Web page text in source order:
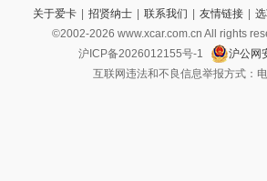
学院东侧300米大通机械设备有限公司西侧三卡
关于爱卡 | 招贤纳士 | 联系我们 | 友情链接 |
©2002-2026 www.xcar.com.cn All rights
沪ICP备2026012155号-1
沪公网
互联网违法和不良信息举报方式：